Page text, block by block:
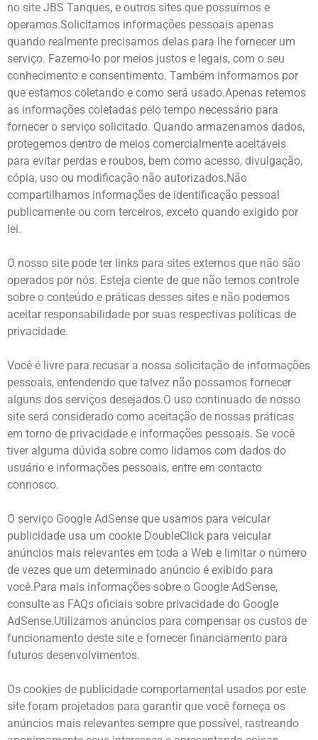
no site JBS Tanques, e outros sites que possuímos e
operamos.Solicitamos informações pessoais apenas
quando realmente precisamos delas para lhe fornecer um
serviço. Fazemo-lo por meios justos e legais, com o seu
conhecimento e consentimento. Também informamos por
que estamos coletando e como será usado.Apenas retemos
as informações coletadas pelo tempo necessário para
fornecer o serviço solicitado. Quando armazenamos dados,
protegemos dentro de meios comercialmente aceitáveis
para evitar perdas e roubos, bem como acesso, divulgação,
cópia, uso ou modificação não autorizados.Não
compartilhamos informações de identificação pessoal
publicamente ou com terceiros, exceto quando exigido por
lei.
O nosso site pode ter links para sites externos que não são
operados por nós. Esteja ciente de que não temos controle
sobre o conteúdo e práticas desses sites e não podemos
aceitar responsabilidade por suas respectivas políticas de
privacidade.
Você é livre para recusar a nossa solicitação de informações
pessoais, entendendo que talvez não possamos fornecer
alguns dos serviços desejados.O uso continuado de nosso
site será considerado como aceitação de nossas práticas
em torno de privacidade e informações pessoais. Se você
tiver alguma dúvida sobre como lidamos com dados do
usuário e informações pessoais, entre em contacto
connosco.
O serviço Google AdSense que usamos para veicular
publicidade usa um cookie DoubleClick para veicular
anúncios mais relevantes em toda a Web e limitar o número
de vezes que um determinado anúncio é exibido para
você.Para mais informações sobre o Google AdSense,
consulte as FAQs oficiais sobre privacidade do Google
AdSense.Utilizamos anúncios para compensar os custos de
funcionamento deste site e fornecer financiamento para
futuros desenvolvimentos.
Os cookies de publicidade comportamental usados por este
site foram projetados para garantir que você forneça os
anúncios mais relevantes sempre que possível, rastreando